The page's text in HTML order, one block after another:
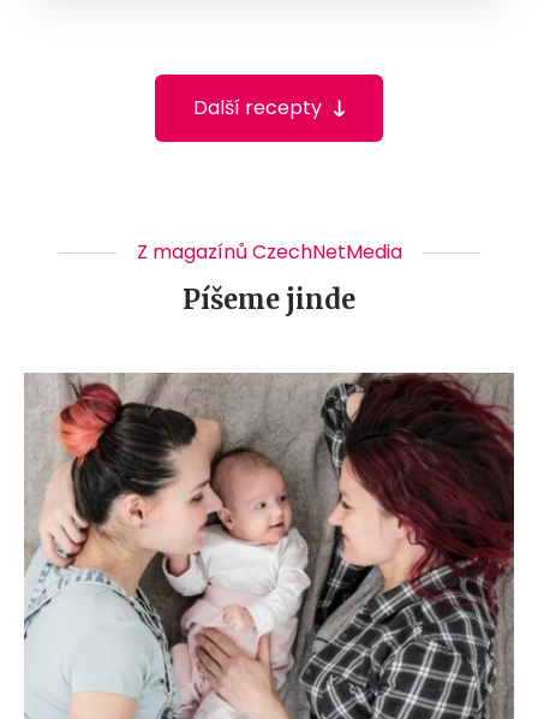
Další recepty
Z magazínů CzechNetMedia
Píšeme jinde